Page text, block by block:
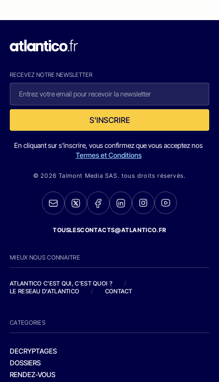
RECEVEZ NOTRE NEWSLETTER
S'INSCRIRE
En cliquant sur s'inscrire, vous confirmez que vous acceptez nos
Termes et Conditions
© 2026 Talmont Media SAS. tous droits réservés.
TOUSLESCONTACTS@ATLANTICO.FR
MIEUX NOUS CONNAITRE
ATLANTICO C'EST QUI, C'EST QUOI ?
/
LE RESEAU D'ATLANTICO
/ CONTACT
CATEGORIES
DECRYPTAGES
DOSSIERS
RENDEZ-VOUS